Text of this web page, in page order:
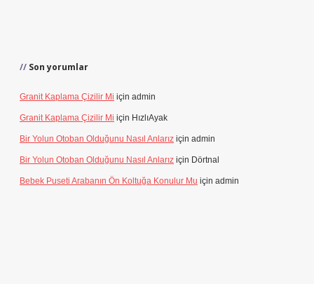
Son yorumlar
Granit Kaplama Çizilir Mi için admin
Granit Kaplama Çizilir Mi için HızlıAyak
Bir Yolun Otoban Olduğunu Nasıl Anlarız için admin
Bir Yolun Otoban Olduğunu Nasıl Anlarız için Dörtnal
Bebek Puseti Arabanın Ön Koltuğa Konulur Mu için admin